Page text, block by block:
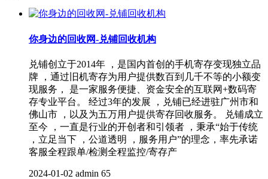
你身边的回收网-兑铺回收机构
兑铺创立于2014年 ，是国内首创的手机寄存变现独立品
牌 ，通过旧机寄存为用户提供数百到几千不等的小额变
现服务， 是一家服务便捷、资金安全的互联网+数码寄
存专业平台。 经过3年的发展 ，兑铺已经进驻广州市和
佛山市 ，以及为五万用户提供寄存回收服务。 兑铺成立
至今 ，一直是行业的开创者和引领者 ，秉承“始于传统
，立足当下 ，公道透明 ，服务用户”的理念，率先承诺
客服全程跟单/检测全程监控/寄存产
2024-01-02 admin 65